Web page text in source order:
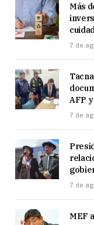
Más
7 de
AFP
7 de
7 de
MEF